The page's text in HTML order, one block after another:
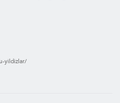
yildizlar/